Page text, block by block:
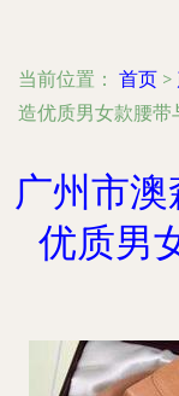
当前位置： 首页 >
造优质男女款腰带
广州市
优质男